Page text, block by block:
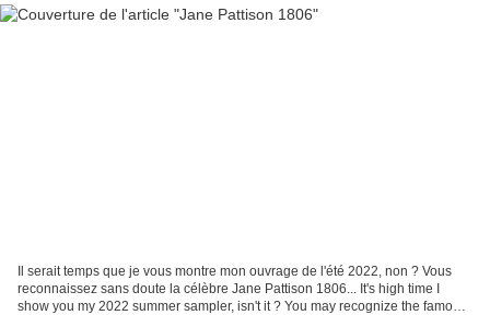
Il serait temps que je vous montre mon ouvrage de l'été 2022, non ? Vous
reconnaissez sans doute la célèbre Jane Pattison 1806... It's high time I
show you my 2022 summer sampler, isn't it ? You may recognize the famous